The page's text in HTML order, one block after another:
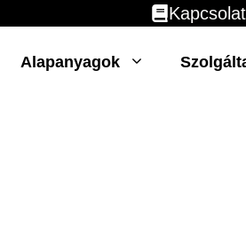
Kapcsolat
Alapanyagok